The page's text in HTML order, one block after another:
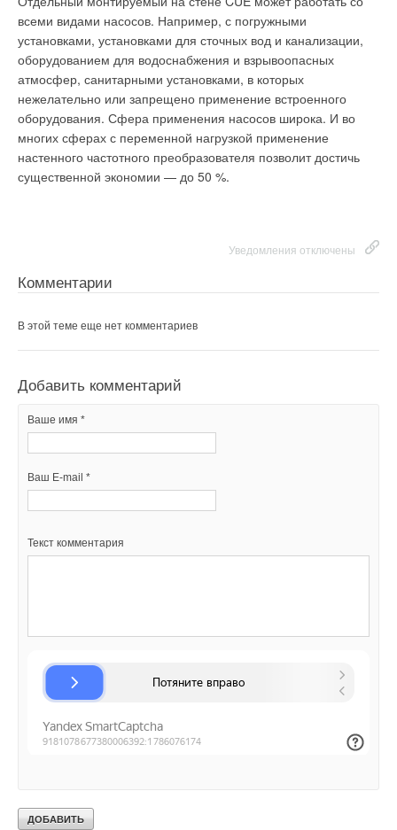
всеми видами насосов. Например, с погружными
установками, установками для сточных вод и канализации,
оборудованием для водоснабжения и взрывоопасных
атмосфер, санитарными установками, в которых
нежелательно или запрещено применение встроенного
оборудования. Сфера применения насосов широка. И во
многих сферах с переменной нагрузкой применение
настенного частотного преобразователя позволит достичь
существенной экономии — до 50 %.
Уведомления отключены
Комментарии
В этой теме еще нет комментариев
Добавить комментарий
Ваше имя *
Ваш E-mail *
Текст комментария
Уведомления отключены
Комментарии
В этой теме еще нет комментариев
производства. Аналогичный пока используется только в
Ленинградской области", - сказал собеседник агентства. В
пресс-службе добавили, что в Костроме торфяная котельная
открылась впервые и рассчитана только на промышленного
потребителя.